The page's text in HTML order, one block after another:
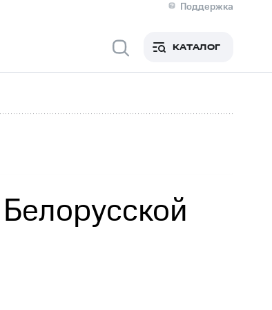
Поддержка
Медиа-центр
спикера
Рынок акций
КАТАЛОГ